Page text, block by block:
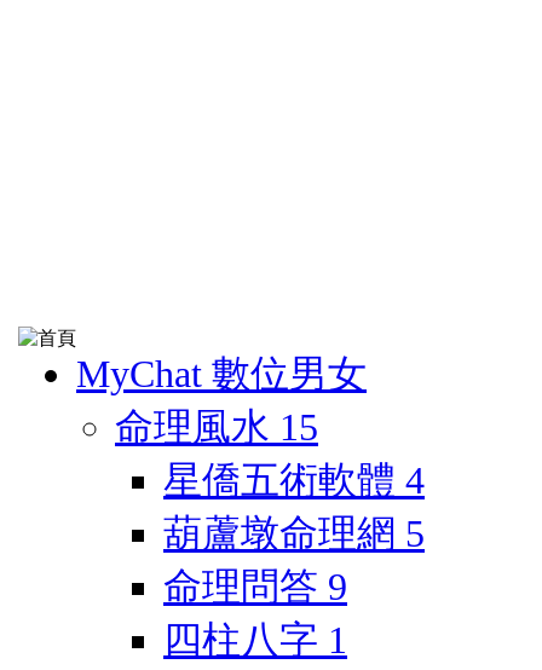
MyChat 數位男女
命理風水 15
星僑五術軟體 4
葫蘆墩命理網 5
命理問答 9
四柱八字 1